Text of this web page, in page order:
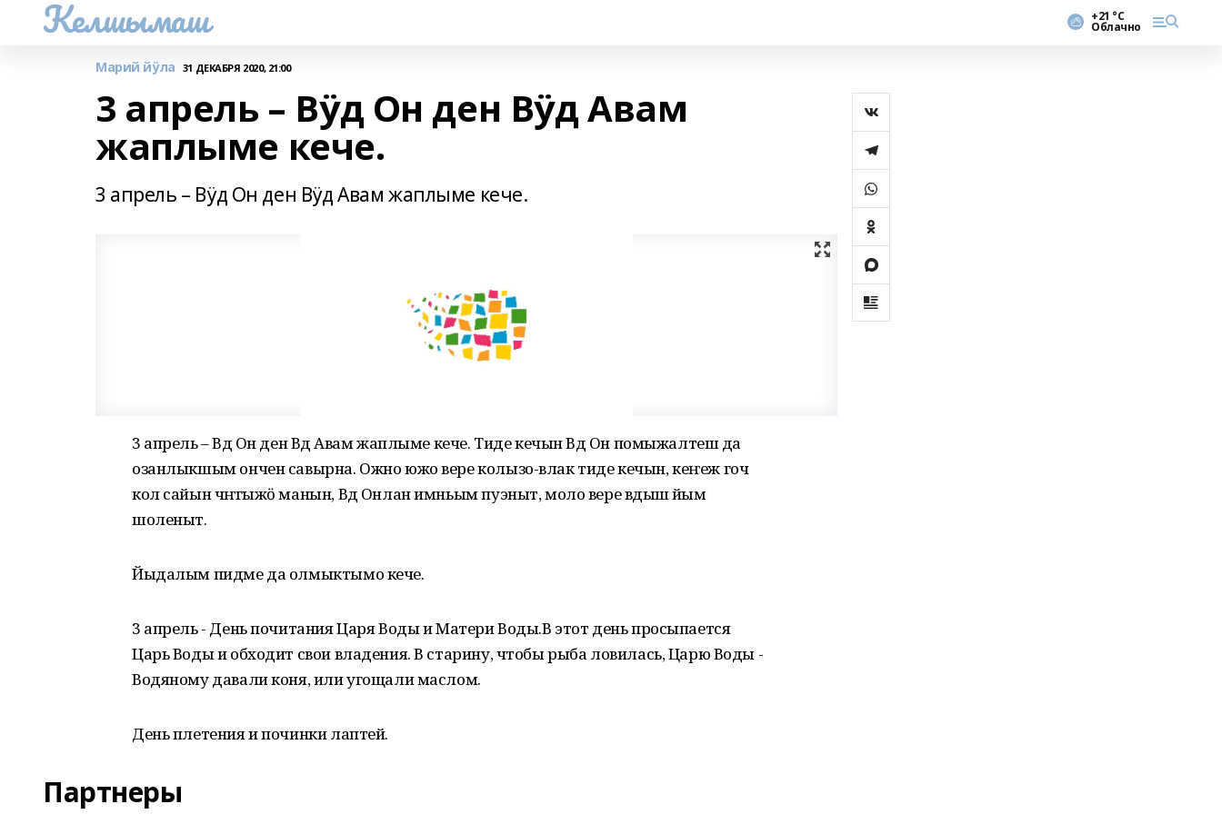
Келшымаш +21 °С
Облачно
Марий йӱла 31 ДЕКАБРЯ 2020, 21:00
3 апрель – Вӱд Он ден Вӱд Авам
жаплыме кече.
3 апрель – Вӱд Он ден Вӱд Авам жаплыме кече.
3 апрель – Вӱд Он ден Вӱд Авам жаплыме кече. Тиде кечын Вӱд Он помыжалтеш да
озанлыкшым ончен савырна. Ожно южо вере колызо-влак тиде кечын, кеҥеж гоч
кол сайын чӱҥгыжӧ манын, Вӱд Онлан имньым пуэныт, моло вере вӱдыш ӱйым
шоленыт.
Йыдалым пидме да олмыктымо кече.
3 апрель - День почитания Царя Воды и Матери Воды.В этот день просыпается
Царь Воды и обходит свои владения. В старину, чтобы рыба ловилась, Царю Воды -
Водяному давали коня, или угощали маслом.
День плетения и починки лаптей.
Партнеры